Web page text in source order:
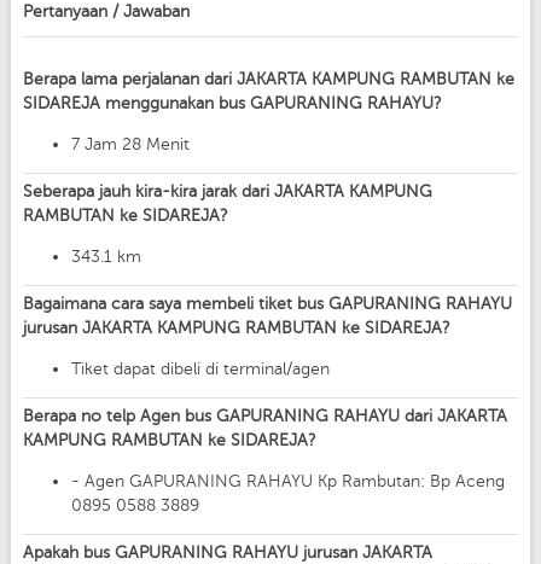
Pertanyaan / Jawaban
Berapa lama perjalanan dari JAKARTA KAMPUNG RAMBUTAN ke
SIDAREJA menggunakan bus GAPURANING RAHAYU?
7 Jam 28 Menit
Seberapa jauh kira-kira jarak dari JAKARTA KAMPUNG
RAMBUTAN ke SIDAREJA?
343.1 km
Bagaimana cara saya membeli tiket bus GAPURANING RAHAYU
jurusan JAKARTA KAMPUNG RAMBUTAN ke SIDAREJA?
Tiket dapat dibeli di terminal/agen
Berapa no telp Agen bus GAPURANING RAHAYU dari JAKARTA
KAMPUNG RAMBUTAN ke SIDAREJA?
- Agen GAPURANING RAHAYU Kp Rambutan: Bp Aceng
0895 0588 3889
Apakah bus GAPURANING RAHAYU jurusan JAKARTA